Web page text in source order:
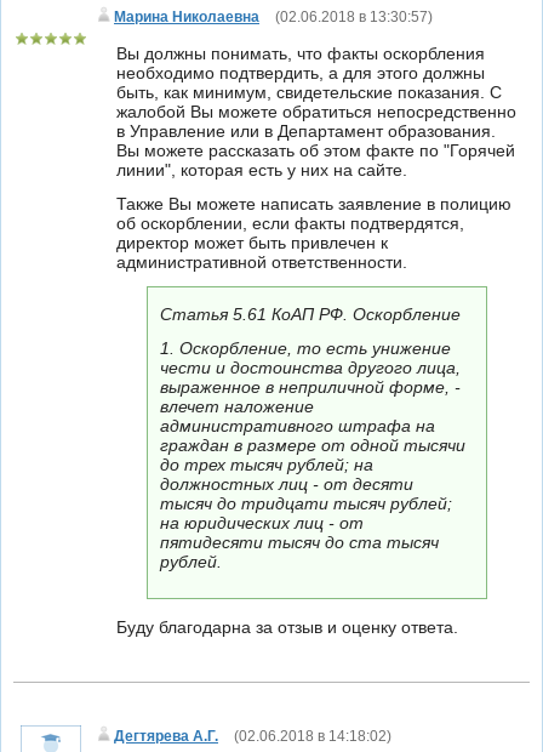
Марина Николаевна (02.06.2018 в 13:30:57)
Вы должны понимать, что факты оскорбления
необходимо подтвердить, а для этого должны
быть, как минимум, свидетельские показания. С
жалобой Вы можете обратиться непосредственно
в Управление или в Департамент образования.
Вы можете рассказать об этом факте по "Горячей
линии", которая есть у них на сайте.
Также Вы можете написать заявление в полицию
об оскорблении, если факты подтвердятся,
директор может быть привлечен к
административной ответственности.
Статья 5.61 КоАП РФ. Оскорбление
1. Оскорбление, то есть унижение
чести и достоинства другого лица,
выраженное в неприличной форме, -
влечет наложение
административного штрафа на
граждан в размере от одной тысячи
до трех тысяч рублей; на
должностных лиц - от десяти
тысяч до тридцати тысяч рублей;
на юридических лиц - от
пятидесяти тысяч до ста тысяч
рублей.
Буду благодарна за отзыв и оценку ответа.
Дегтярева А.Г. (02.06.2018 в 14:18:02)